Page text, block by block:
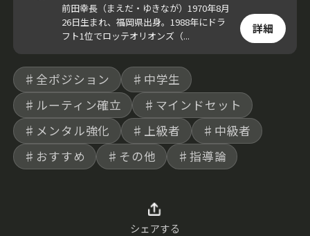
前田幸長（まえだ・ゆきなが）1970年8月
26日生まれ、福岡県出身。1988年にドラ
フト1位でロッテオリオンズ（...
詳細
♯全ポジション
♯中学生
♯ルーティン確立
♯マインドセット
♯メンタル強化
♯上級者
♯中級者
♯おすすめ
♯その他 ♯指導論
シェアする